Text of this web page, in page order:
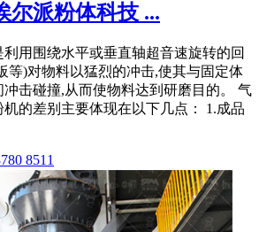
尔派粉体科技 ...
用围绕水平或垂直轴超音速旋转的回
等)对物料以猛烈的冲击,使其与固定体
击碰撞,从而使物料达到研磨目的。 气
的差别主要体现在以下几点： 1.成品
8511